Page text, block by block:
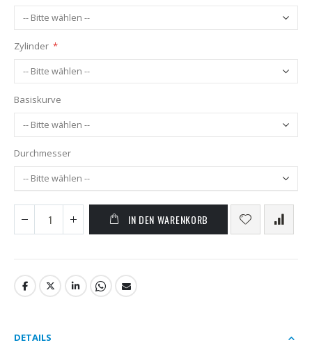
Zylinder
Basiskurve
Durchmesser
IN DEN WARENKORB
DETAILS